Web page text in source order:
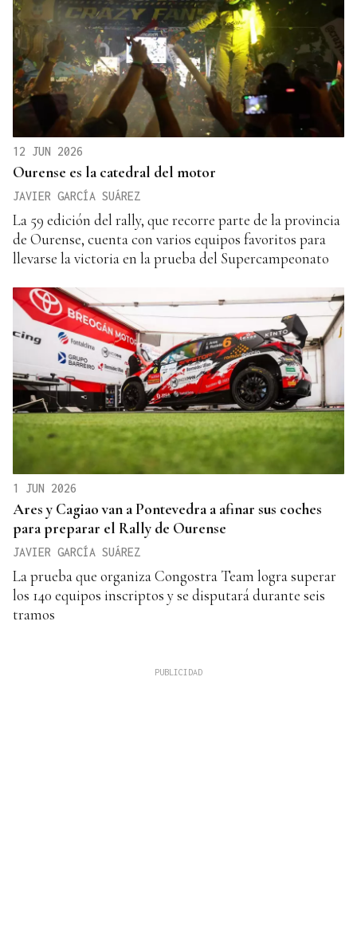
12 JUN 2026
Ourense es la catedral del motor
JAVIER GARCÍA SUÁREZ
La 59 edición del rally, que recorre parte de la provincia
de Ourense, cuenta con varios equipos favoritos para
llevarse la victoria en la prueba del Supercampeonato
1 JUN 2026
Ares y Cagiao van a Pontevedra a afinar sus coches
para preparar el Rally de Ourense
JAVIER GARCÍA SUÁREZ
La prueba que organiza Congostra Team logra superar
los 140 equipos inscriptos y se disputará durante seis
tramos